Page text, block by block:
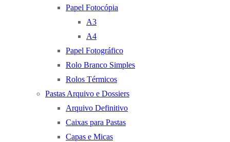
Papel Fotocópia
A3
A4
Papel Fotográfico
Rolo Branco Simples
Rolos Térmicos
Pastas Arquivo e Dossiers
Arquivo Definitivo
Caixas para Pastas
Capas e Micas